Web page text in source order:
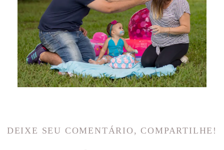
DEIXE SEU COMENTÁRIO, COMPARTILHE!